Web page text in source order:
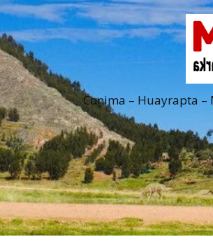
Conima – Huayrapta –